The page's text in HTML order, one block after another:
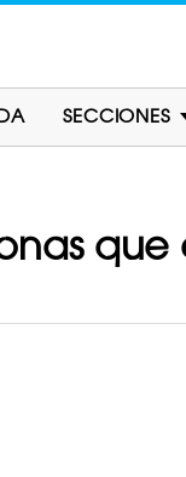
SECCIONES